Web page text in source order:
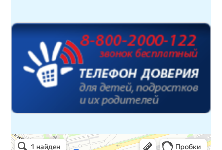
Детская библиотека № 14 Дружбы народов
Библиотека в Севастополе